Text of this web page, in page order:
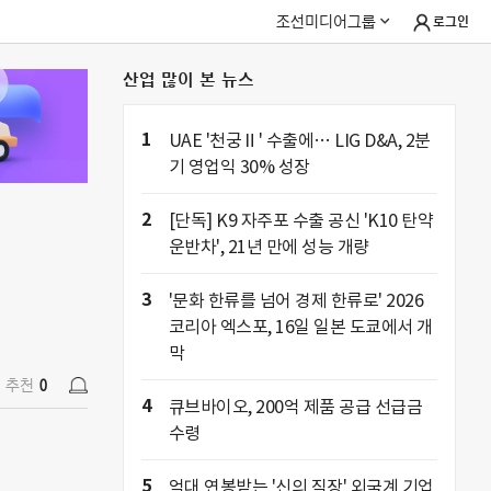
조선미디어그룹 로그인
추천 0
산업 많이 본 뉴스